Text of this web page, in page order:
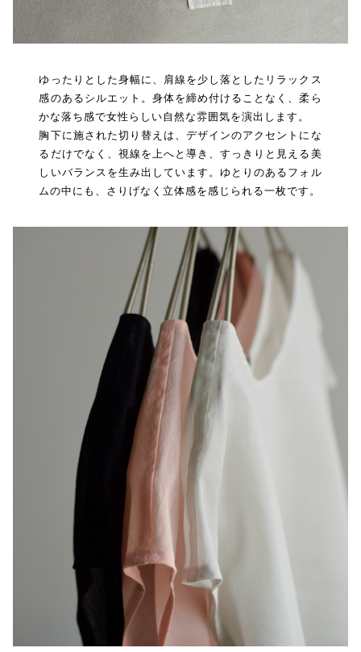
ゆったりとした身幅に、肩線を少し落としたリラックス
感のあるシルエット。身体を締め付けることなく、柔ら
かな落ち感で女性らしい自然な雰囲気を演出します。
胸下に施された切り替えは、デザインのアクセントにな
るだけでなく、視線を上へと導き、すっきりと見える美
しいバランスを生み出しています。ゆとりのあるフォル
ムの中にも、さりげなく立体感を感じられる一枚です。